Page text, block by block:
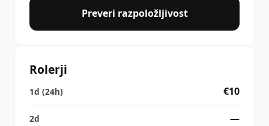
Preveri razpoložljivost
Rolerji
€10
—